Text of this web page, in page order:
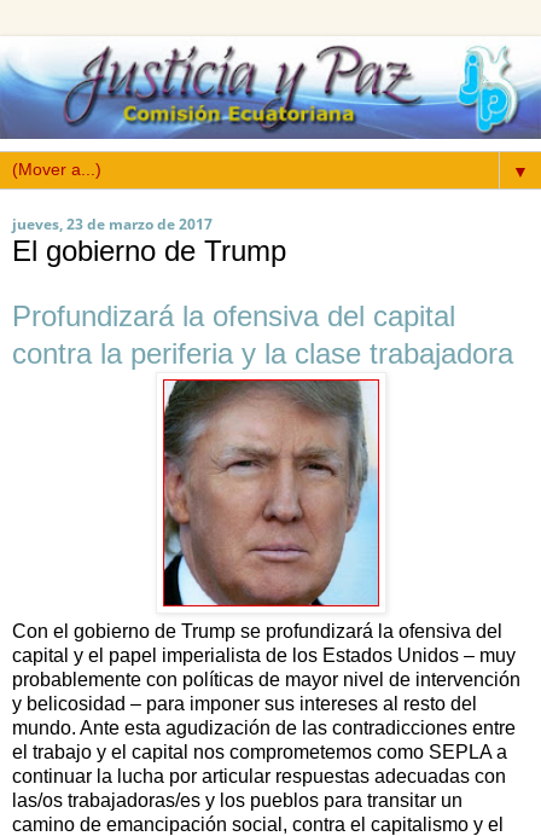
▼
jueves, 23 de marzo de 2017
El gobierno de Trump
Profundizará la ofensiva del capital
contra la periferia y la clase trabajadora
Con el gobierno de Trump se profundizará la ofensiva del
capital y el papel imperialista de los Estados Unidos – muy
probablemente con políticas de mayor nivel de intervención
y belicosidad – para imponer sus intereses al resto del
mundo. Ante esta agudización de las contradicciones entre
el trabajo y el capital nos comprometemos como SEPLA a
continuar la lucha por articular respuestas adecuadas con
las/os trabajadoras/es y los pueblos para transitar un
camino de emancipación social, contra el capitalismo y el